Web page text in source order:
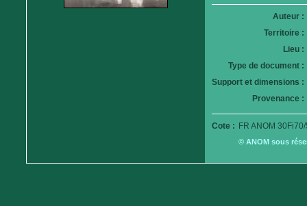
Auteur :
Territoire :
Lieu :
Type de document :
Support et dimensions :
Provenance :
Cote : FR ANOM
© ANOM sous